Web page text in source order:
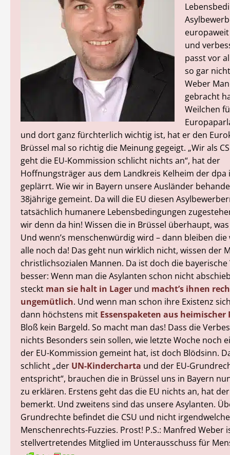
und
passt vor
so gar
Weber
gebracht
Weilchen
und dort ganz fürchterlich wichtig ist, hat er den
Brüssel mal so richtig die Meinung gegeigt. „Wir als
geht die EU-Kommission schlicht nichts an“, hat der
Hoffnungsträger aus dem Landkreis Kelheim der dpa
geplärrt. Wie wir in Bayern unsere Ausländer
38jährige gemeint. Da will die EU diesen
tatsächlich humanere Lebensbedingungen
wir denn da hin! Wissen die in Brüssel überhaupt,
Und wenn’s menschenwürdig wird – dann bleiben
alle noch da! Das geht nun wirklich nicht, wissen der
christlichsozialen Mannen. Da ist doch die
besser: Wenn man die Asylanten schon nicht
steckt man sie halt in Lager und macht’s ihnen
ungemütlich. Und wenn man schon ihre Existenz
dann höchstens mit Essenspaketen aus
Bloß kein Bargeld. So macht man das! Dass die
nichts Besonders sein sollen, wie letzte Woche noch
der EU-Kommission gemeint hat, ist doch Blödsinn.
schlicht „der UN-Kindercharta und der EU-
entspricht“, brauchen die in Brüssel uns in Bayern
zu erklären. Erstens geht das die EU nichts an, hat
bemerkt. Und zweitens sind das unsere Asylanten.
Grundrechte befindet die CSU und nicht irgendwelche
Menschenrechts-Fuzzies. Prost! P.S.: Manfred Weber
stellvertretendes Mitglied im Unterausschuss für